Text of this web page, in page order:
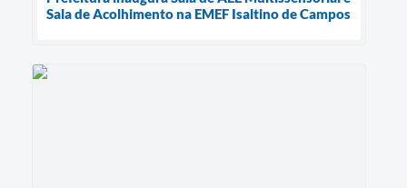
Sala de Acolhimento na EMEF Isaltino de Campos